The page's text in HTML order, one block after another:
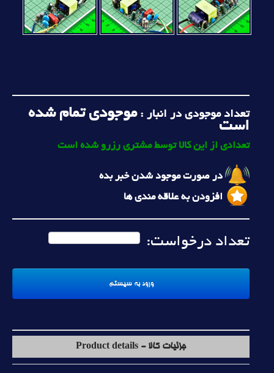
تعداد موجودی در انبار :موجودی تمام شده
است
تعدادی از این کالا توسط مشتری رزرو شده است
در صورت موجود شدن خبر بده
افزودن به علاقه مندی ها
تعداد درخواست:
جزئیات کالا - Product details